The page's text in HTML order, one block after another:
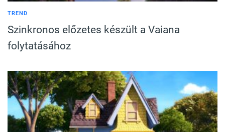
TREND
Szinkronos előzetes készült a Vaiana
folytatásához